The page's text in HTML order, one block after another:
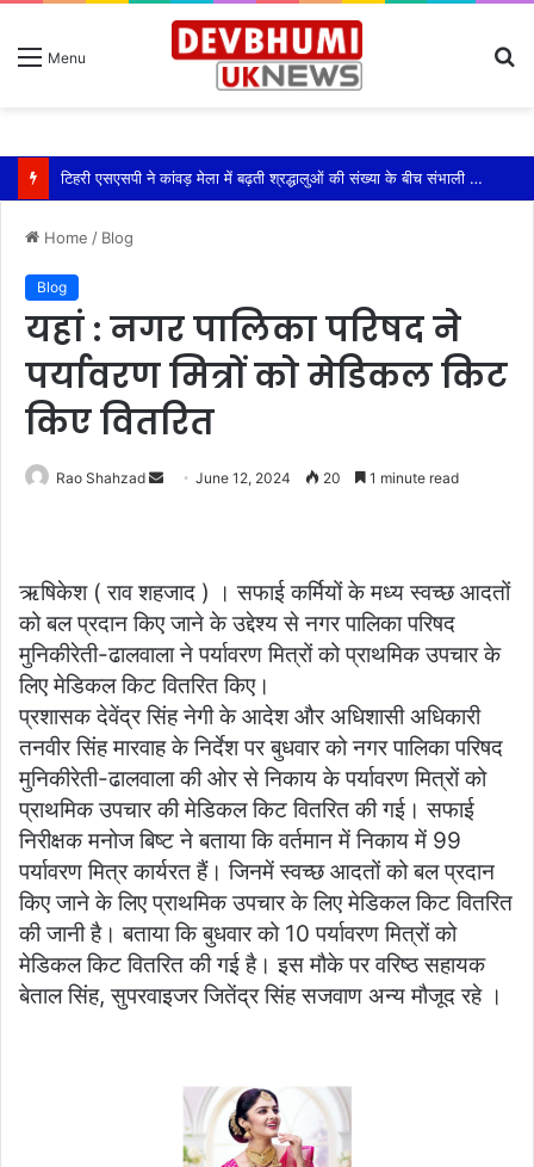
Menu
टिहरी एसएसपी ने कांवड़ मेला में बढ़ती श्रद्धालुओं की संख्या के बीच संभाली यातायात की कमान
Home / Blog
Blog
यहां : नगर पालिका परिषद ने
पर्यावरण मित्रों को मेडिकल किट
किए वितरित
Rao Shahzad
SendJune 12, 2024 20 1 minute read
ऋषिकेश ( राव शहजाद ) । सफाई कर्मियों के मध्य स्वच्छ आदतों
को बल प्रदान किए जाने के उद्देश्य से नगर पालिका परिषद
मुनिकीरेती-ढालवाला ने पर्यावरण मित्रों को प्राथमिक उपचार के
लिए मेडिकल किट वितरित किए।
प्रशासक देवेंद्र सिंह नेगी के आदेश और अधिशासी अधिकारी
तनवीर सिंह मारवाह के निर्देश पर बुधवार को नगर पालिका परिषद
मुनिकीरेती-ढालवाला की ओर से निकाय के पर्यावरण मित्रों को
प्राथमिक उपचार की मेडिकल किट वितरित की गई। सफाई
निरीक्षक मनोज बिष्ट ने बताया कि वर्तमान में निकाय में 99
पर्यावरण मित्र कार्यरत हैं। जिनमें स्वच्छ आदतों को बल प्रदान
किए जाने के लिए प्राथमिक उपचार के लिए मेडिकल किट वितरित
की जानी है। बताया कि बुधवार को 10 पर्यावरण मित्रों को
मेडिकल किट वितरित की गई है। इस मौके पर वरिष्ठ सहायक
बेताल सिंह, सुपरवाइजर जितेंद्र सिंह सजवाण अन्य मौजूद रहे ।